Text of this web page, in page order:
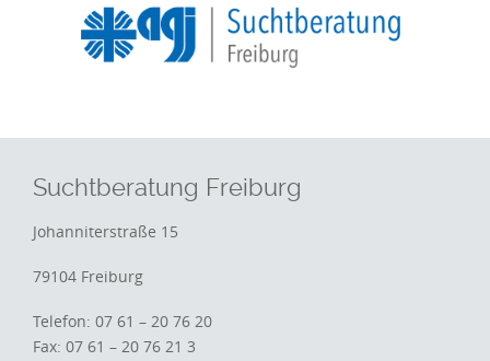
Suchtberatung Freiburg
Johanniterstraße 15
79104 Freiburg
Telefon: 07 61 – 20 76 20
Fax: 07 61 – 20 76 21 3